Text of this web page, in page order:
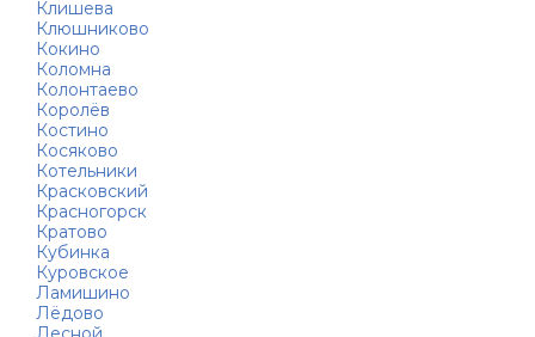
Клишева
Клюшниково
Кокино
Коломна
Колонтаево
Королёв
Костино
Косяково
Котельники
Красковский
Красногорск
Кратово
Кубинка
Куровское
Ламишино
Лёдово